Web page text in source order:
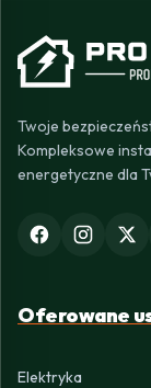
Twoje
Kompleksowe
energetyczne dla
Oferowane
Elektryka